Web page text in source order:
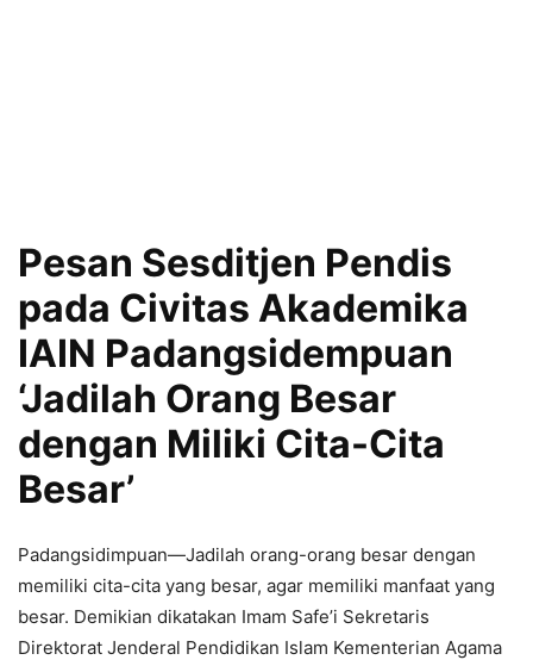
Pesan Sesditjen Pendis
pada Civitas Akademika
IAIN Padangsidempuan
‘Jadilah Orang Besar
dengan Miliki Cita-Cita
Besar’
Padangsidimpuan—Jadilah orang-orang besar dengan
memiliki cita-cita yang besar, agar memiliki manfaat yang
besar. Demikian dikatakan Imam Safe’i Sekretaris
Direktorat Jenderal Pendidikan Islam Kementerian Agama